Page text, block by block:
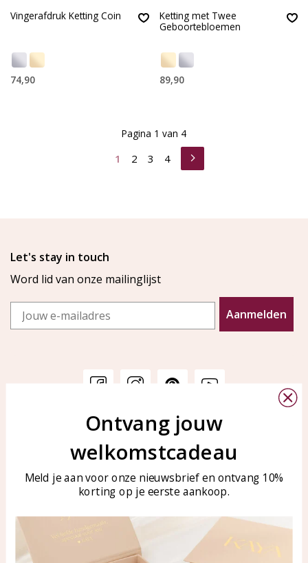
Vingerafdruk Ketting Coin
74,90
Ketting met Twee
Geboortebloemen
89,90
1 2 3 4
Pagina 1 van 4
Let's stay in touch
Word lid van onze mailinglijst
Email
Aanmelden
Veelgestelde vragen
Sieraden onderhouden
KAYA Sieraden
Bellen of WhatsApp Ma-Vr
tussen 09:00-17:00
Tel: 0850003187
WhatsApp: 0850003187
klantenservice@kayasierade
Ontvang jouw
welkomstcadeau
Meld je aan voor onze nieuwsbrief en ontvang 10%
korting op je eerste aankoop.